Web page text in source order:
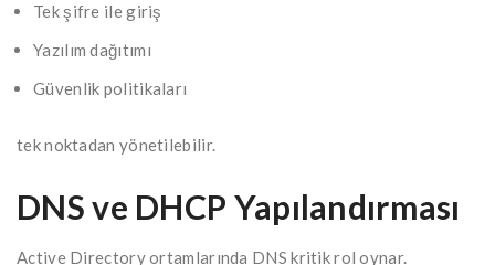
Tek şifre ile giriş
Yazılım dağıtımı
Güvenlik politikaları
tek noktadan yönetilebilir.
DNS ve DHCP Yapılandırması
Active Directory ortamlarında DNS kritik rol oynar.